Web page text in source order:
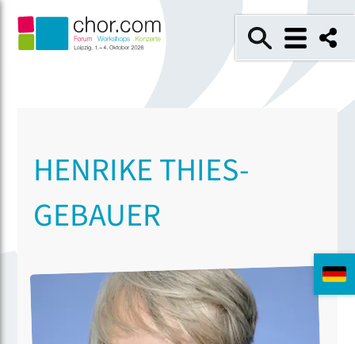
HENRIKE THIES-
GEBAUER